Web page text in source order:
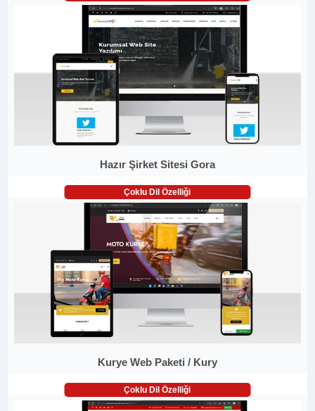
Hazır Şirket Sitesi Gora
Çoklu Dil Özelliği
Kurye Web Paketi / Kury
Çoklu Dil Özelliği